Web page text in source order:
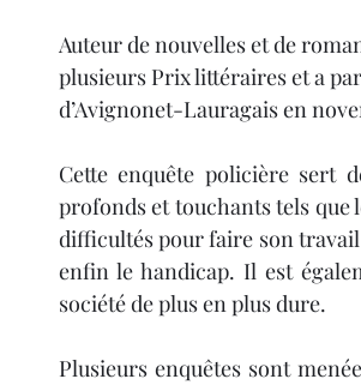
Thriller Salon du livre Noël
Auteur de nouvelles et de
plusieurs Prix littéraires et a
d’Avignonet-Lauragais en
Cette enquête policière sert
profonds et touchants tels que
difficultés pour faire son
enfin le handicap. Il est
société de plus en plus dure.
Plusieurs enquêtes sont